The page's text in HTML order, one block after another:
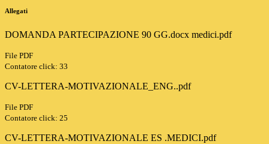
Allegati
DOMANDA PARTECIPAZIONE 90 GG.docx medici.pdf
File PDF
Contatore click: 33
CV-LETTERA-MOTIVAZIONALE_ENG..pdf
File PDF
Contatore click: 25
CV-LETTERA-MOTIVAZIONALE ES .MEDICI.pdf